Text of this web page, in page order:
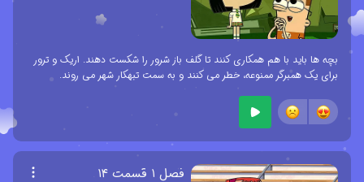
بچه ها باید با هم همکاری کنند تا گلف باز شرور را شکست دهند. اریک و ترور
برای یک همبرگر ممنوعه، خطر می کنند و به سمت تبهکار شهر می روند.
فصل ۱ قسمت ۱۴